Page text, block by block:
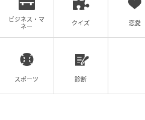
・女性一人暮らしのお部屋
が来たことがありました。
い訪問は無視した方が良いで
※ユーザー動向調査
https://www.athome.co.jp/
ビジネス・マ
ネー
クイズ 恋愛
スポーツ 診断